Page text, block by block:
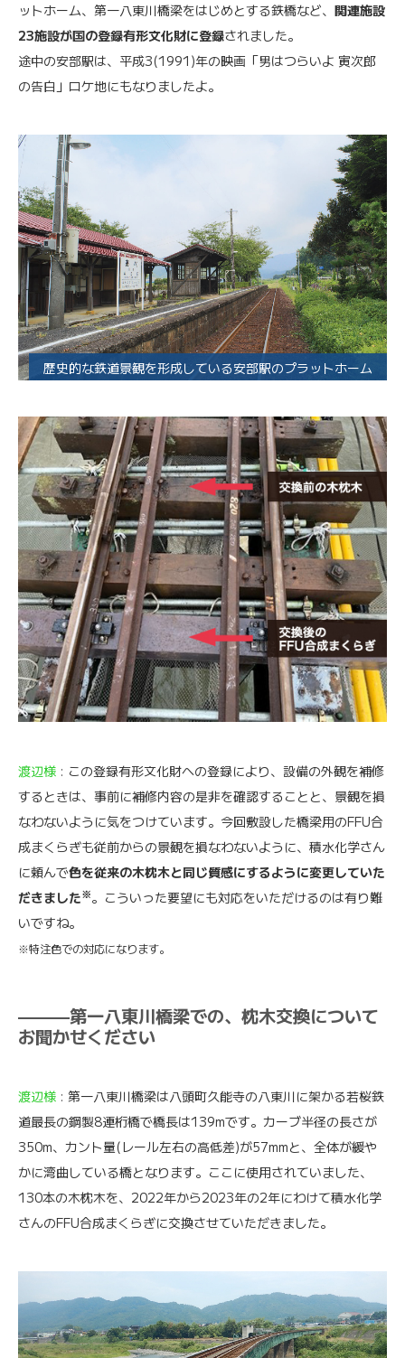
ットホーム、第一八東川橋梁をはじめとする鉄橋など、 関連施設
23施設が国の登録有形文化財に登録されました。
途中の安部駅は、平成3(1991)年の映画「男はつらいよ 寅次郎
の告白」ロケ地にもなりましたよ。
歴史的な鉄道景観を形成している安部駅のプラットホーム
渡辺様 : この登録有形文化財への登録により、設備の外観を補修
するときは、事前に補修内容の是非を確認することと、景観を損
なわないように気をつけています。今回敷設した橋梁用のFFU合
成まくらぎも従前からの景観を損なわないように、積水化学さん
に頼んで色を従来の木枕木と同じ質感にするように変更していた
だきました※。こういった要望にも対応をいただけるのは有り難
いですね。
※特注色での対応になります。
———第一八東川橋梁での、枕木交換について
お聞かせください
渡辺様 : 第一八東川橋梁は八頭町久能寺の八東川に架かる若桜鉄
道最長の鋼製8連桁橋で橋長は139mです。カーブ半径の長さが
350m、カント量(レール左右の高低差)が57mmと、全体が緩や
かに湾曲している橋となります。ここに使用されていました、
130本の木枕木を、2022年から2023年の2年にわけて積水化学
さんのFFU合成まくらぎに交換させていただきました。